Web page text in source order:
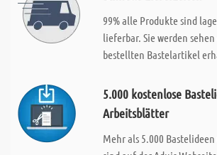
99% alle Produkte sind
lieferbar. Sie werden
bestellten Bastelartikel
5.000 kostenlose
Arbeitsblätter
Mehr als 5.000